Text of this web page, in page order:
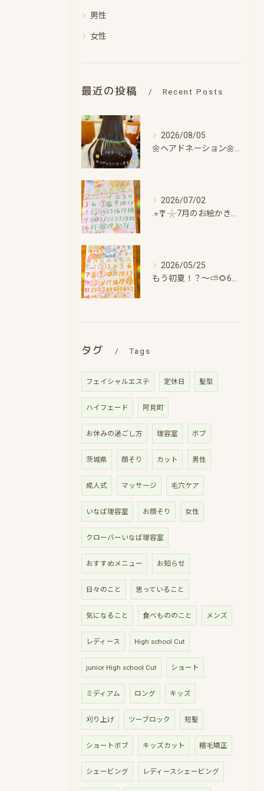
男性
女性
最近の投稿 Recent Posts
2026/08/05
2026/07/02
2026/05/25
タグ Tags
フェイシャルエステ 定休日 髪型
ハイフェード 阿見町
お休みの過ごし方 理容室 ボブ
茨城県 顔そり カット 男性
成人式 マッサージ 毛穴ケア
いなば理容室 お顔そり 女性
クローバーいなば理容室
おすすめメニュー お知らせ
日々のこと 思っていること
気になること 食べもののこと メンズ
レディース High school Cut
junior High school Cut ショート
ミディアム ロング キッズ
刈り上げ ツーブロック 短髪
ショートボブ キッズカット 縮毛矯正
シェービング レディースシェービング